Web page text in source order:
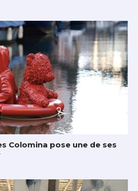
Colomina pose une de ses